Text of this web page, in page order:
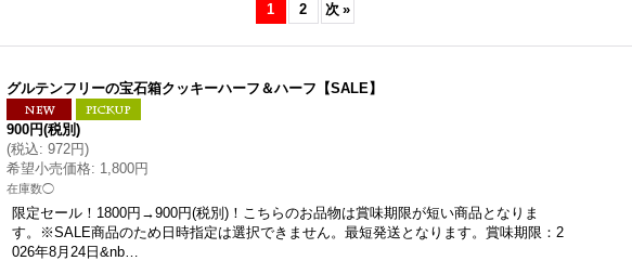
1 2 次 »
グルテンフリーの宝石箱クッキーハーフ＆ハーフ【SALE】
900円(税別)
(税込: 972円)
希望小売価格: 1,800円
在庫数◯
限定セール！1800円→900円(税別)！こちらのお品物は賞味期限が短い商品となりま
す。※SALE商品のため日時指定は選択できません。最短発送となります。賞味期限：2
026年8月24日&nb…